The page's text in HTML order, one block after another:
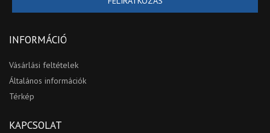
INFORMÁCIÓ
Vásárlási feltételek
Általános információk
Térkép
KAPCSOLAT